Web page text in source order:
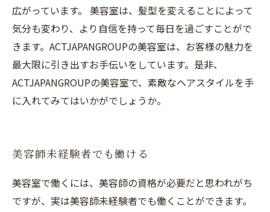
広がっています。 美容室は、髪型を変えることによって
気分も変わり、より自信を持って毎日を過ごすことがで
きます。ACTJAPANGROUPの美容室は、お客様の魅力を
最大限に引き出すお手伝いをしています。是非、
ACTJAPANGROUPの美容室で、素敵なヘアスタイルを手
に入れてみてはいかがでしょうか。
美容師未経験者でも働ける
美容室で働くには、美容師の資格が必要だと思われがち
ですが、実は美容師未経験者でも働くことができます。